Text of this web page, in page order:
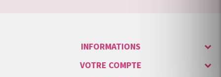
INFORMATIONS
VOTRE COMPTE